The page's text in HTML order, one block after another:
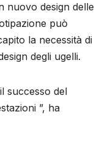
nuovo design delle
può
la necessità di
degli ugelli.
successo del
”, ha